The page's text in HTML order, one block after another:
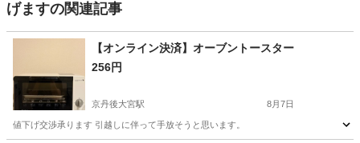
げますの関連記事
【オンライン決済】オーブントースター
256円
京丹後大宮駅 8月7日
値下げ交渉承ります 引越しに伴って手放そうと思います。